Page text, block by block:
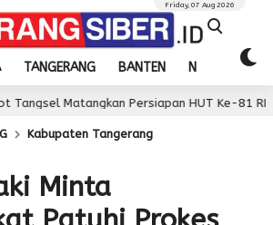
TANGERANG BANTEN NASIONAL
Friday, 07 Aug 2026
Persiapan HUT Ke-81 RI 17
Kabupaten Tangerang
Minta